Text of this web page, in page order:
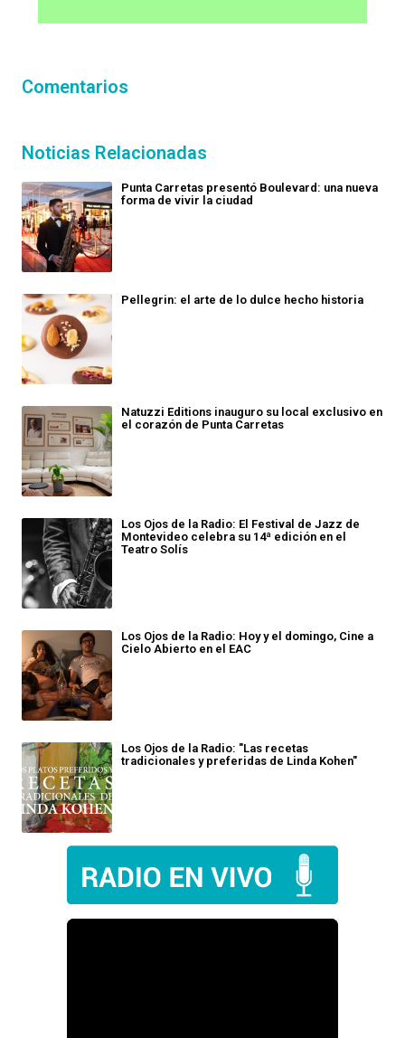
Comentarios
Noticias Relacionadas
Punta Carretas presentó Boulevard: una nueva
forma de vivir la ciudad
Pellegrin: el arte de lo dulce hecho historia
Natuzzi Editions inauguro su local exclusivo en
el corazón de Punta Carretas
Los Ojos de la Radio: El Festival de Jazz de
Montevideo celebra su 14ª edición en el
Teatro Solís
Los Ojos de la Radio: Hoy y el domingo, Cine a
Cielo Abierto en el EAC
Los Ojos de la Radio: "Las recetas
tradicionales y preferidas de Linda Kohen"